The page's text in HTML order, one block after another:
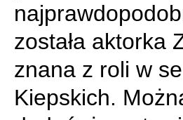
została aktorka
znana z roli w
Kiepskich.